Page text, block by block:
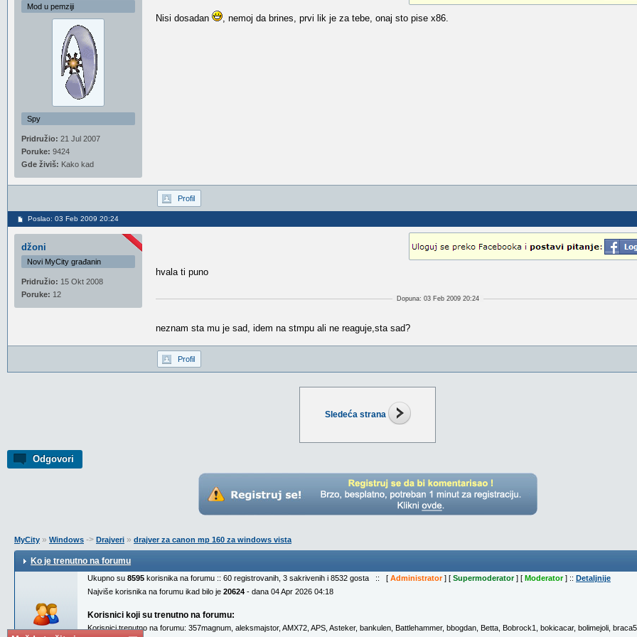
Sledeća strana
Odgovori
Mod u pemziji
Spy
Pridružio: 21 Jul 2007
Poruke: 9424
Gde živiš: Kako kad
Nisi dosadan , nemoj da brines, prvi lik je za tebe, onaj sto pise x86.
Profil
Poslao: 03 Feb 2009 20:24
džoni
Novi MyCity građanin
Pridružio: 15 Okt 2008
Poruke: 12
hvala ti puno
Dopuna: 03 Feb 2009 20:24
neznam sta mu je sad, idem na stmpu ali ne reaguje,sta sad?
Profil
MyCity » Windows -> Drajveri » drajver za canon mp 160 za windows vista
Ko je trenutno na forumu
Ukupno su 8595 korisnika na forumu :: 60 registrovanih, 3 sakrivenih i 8532 gosta :: [ Administrator] [ Supermoderator] [ Moderator] :: Detaljnije
Najviše korisnika na forumu ikad bilo je 20624 - dana 04 Apr 2026 04:18
Korisnici koji su trenutno na forumu:
Korisnici trenutno na forumu: 357magnum aleksmajstor, AMX72 APS Asteker, bankulen Battlehammer, bbogdan Betta Bobrock1 bokicacar, bolimejoli